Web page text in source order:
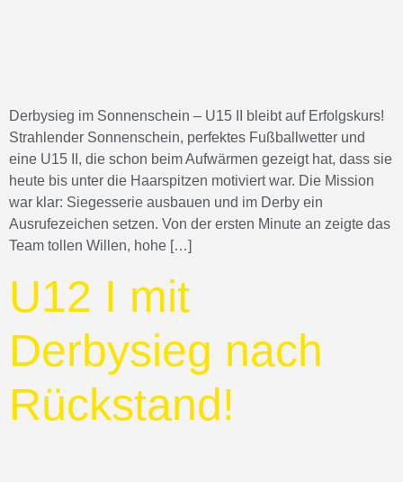
Derbysieg im Sonnenschein – U15 II bleibt auf Erfolgskurs!
Strahlender Sonnenschein, perfektes Fußballwetter und
eine U15 II, die schon beim Aufwärmen gezeigt hat, dass sie
heute bis unter die Haarspitzen motiviert war. Die Mission
war klar: Siegesserie ausbauen und im Derby ein
Ausrufezeichen setzen. Von der ersten Minute an zeigte das
Team tollen Willen, hohe […]
U12 I mit
Derbysieg nach
Rückstand!